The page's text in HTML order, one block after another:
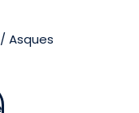
Asques